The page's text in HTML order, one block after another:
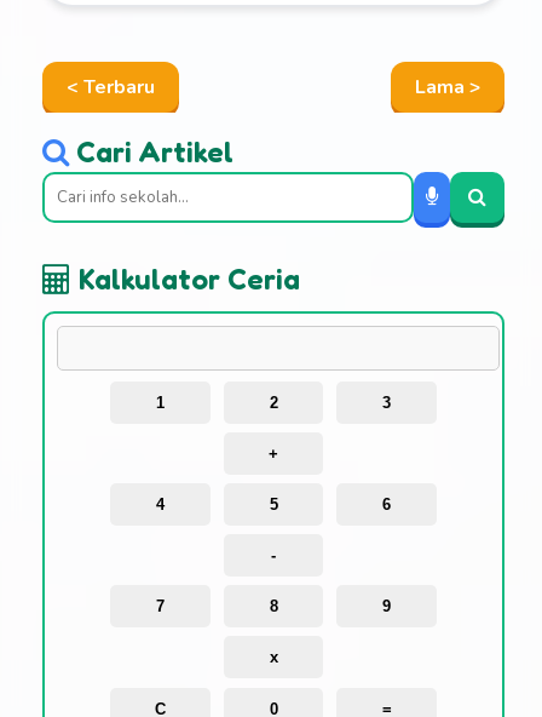
< Terbaru Lama >
Cari Artikel
Kalkulator Ceria
1 2 3
+
4 5 6
-
7 8 9
x
C 0 =